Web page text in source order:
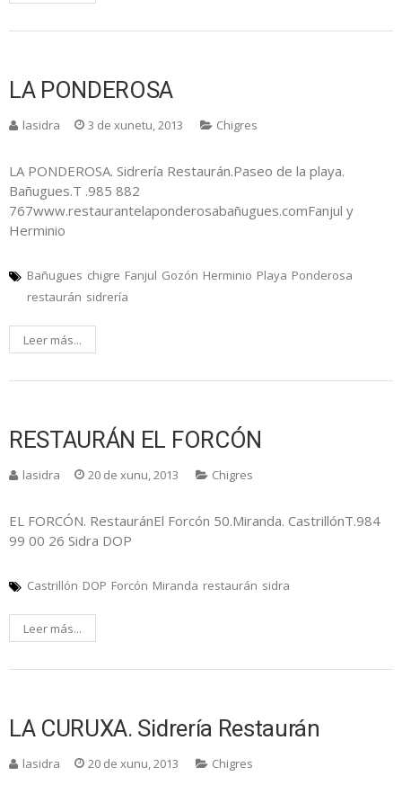
LA PONDEROSA
lasidra 3 de xunetu, 2013 Chigres
LA PONDEROSA. Sidrería Restaurán.Paseo de la playa.
Bañugues.T .985 882
767www.restaurantelaponderosabañugues.comFanjul y
Herminio
Bañugues chigre Fanjul Gozón Herminio Playa Ponderosa
restaurán sidrería
Leer más...
RESTAURÁN EL FORCÓN
lasidra 20 de xunu, 2013 Chigres
EL FORCÓN. RestauránEl Forcón 50.Miranda. CastrillónT.984
99 00 26 Sidra DOP
Castrillón DOP Forcón Miranda restaurán sidra
Leer más...
LA CURUXA. Sidrería Restaurán
lasidra 20 de xunu, 2013 Chigres